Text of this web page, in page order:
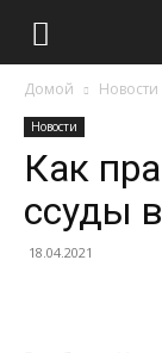
Домой Новости
Новости
Как
ссуды
18.04.2021